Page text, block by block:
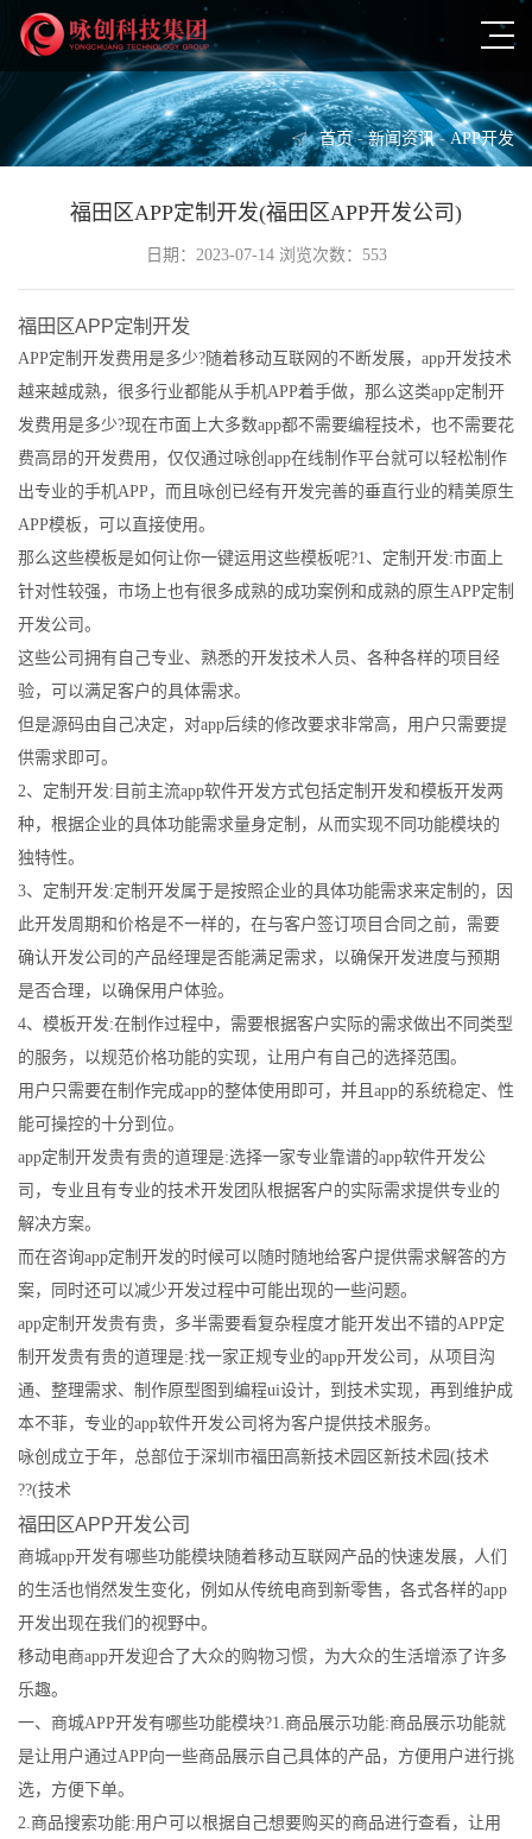
首页 - 新闻资讯 - APP开发
福田区APP定制开发(福田区APP开发公司)
日期：2023-07-14 浏览次数：553
福田区APP定制开发
APP定制开发费用是多少?随着移动互联网的不断发展，app开发技术
越来越成熟，很多行业都能从手机APP着手做，那么这类app定制开
发费用是多少?现在市面上大多数app都不需要编程技术，也不需要花
费高昂的开发费用，仅仅通过咏创app在线制作平台就可以轻松制作
出专业的手机APP，而且咏创已经有开发完善的垂直行业的精美原生
APP模板，可以直接使用。
那么这些模板是如何让你一键运用这些模板呢?1、定制开发:市面上
针对性较强，市场上也有很多成熟的成功案例和成熟的原生APP定制
开发公司。
这些公司拥有自己专业、熟悉的开发技术人员、各种各样的项目经
验，可以满足客户的具体需求。
但是源码由自己决定，对app后续的修改要求非常高，用户只需要提
供需求即可。
2、定制开发:目前主流app软件开发方式包括定制开发和模板开发两
种，根据企业的具体功能需求量身定制，从而实现不同功能模块的
独特性。
3、定制开发:定制开发属于是按照企业的具体功能需求来定制的，因
此开发周期和价格是不一样的，在与客户签订项目合同之前，需要
确认开发公司的产品经理是否能满足需求，以确保开发进度与预期
是否合理，以确保用户体验。
4、模板开发:在制作过程中，需要根据客户实际的需求做出不同类型
的服务，以规范价格功能的实现，让用户有自己的选择范围。
用户只需要在制作完成app的整体使用即可，并且app的系统稳定、性
能可操控的十分到位。
app定制开发贵有贵的道理是:选择一家专业靠谱的app软件开发公
司，专业且有专业的技术开发团队根据客户的实际需求提供专业的
解决方案。
而在咨询app定制开发的时候可以随时随地给客户提供需求解答的方
案，同时还可以减少开发过程中可能出现的一些问题。
app定制开发贵有贵，多半需要看复杂程度才能开发出不错的APP定
制开发贵有贵的道理是:找一家正规专业的app开发公司，从项目沟
通、整理需求、制作原型图到编程ui设计，到技术实现，再到维护成
本不菲，专业的app软件开发公司将为客户提供技术服务。
咏创成立于年，总部位于深圳市福田高新技术园区新技术园(技术
??(技术
福田区APP开发公司
商城app开发有哪些功能模块随着移动互联网产品的快速发展，人们
的生活也悄然发生变化，例如从传统电商到新零售，各式各样的app
开发出现在我们的视野中。
移动电商app开发迎合了大众的购物习惯，为大众的生活增添了许多
乐趣。
一、商城APP开发有哪些功能模块?1.商品展示功能:商品展示功能就
是让用户通过APP向一些商品展示自己具体的产品，方便用户进行挑
选，方便下单。
2.商品搜索功能:用户可以根据自己想要购买的商品进行查看，让用